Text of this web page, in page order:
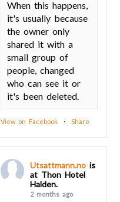
When this happens,
it's usually because
the owner only
shared it with a
small group of
people, changed
who can see it or
it's been deleted.
View on Facebook · Share
Utsattmann.no is
at Thon Hotel
Halden.
2 months ago